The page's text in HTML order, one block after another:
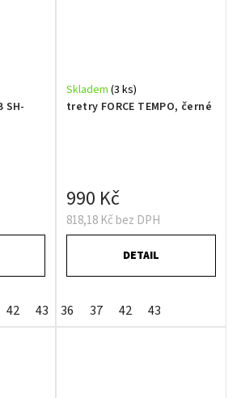
SH-
42 43 44 45 46 47
tretry FORCE TEMPO, černé
Skladem (3 ks)
818,18 Kč bez DPH
990 Kč
DETAIL
36 37 42 43